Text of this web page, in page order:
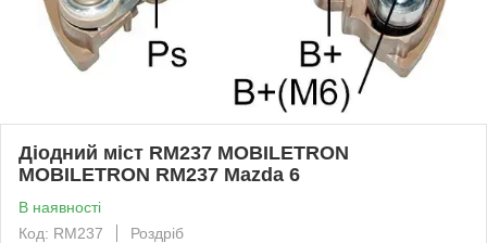
Діодний міст RM237 MOBILETRON
MOBILETRON RM237 Mazda 6
В наявності
Код: RM237
Роздріб